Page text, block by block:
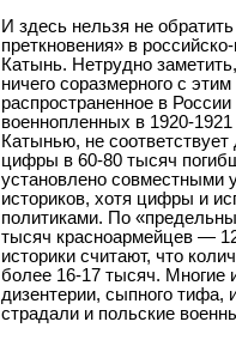
И здесь нельзя не
преткновения» в
Катынь. Нетрудно
ничего соразмерного с
распространенное в
военнопленных в 1920-
Катынью, не
цифры в 60-80 тысяч
установлено совместными
историков, хотя цифры и
политиками. По
тысяч красноармейцев —
историки считают, что
более 16-17 тысяч.
дизентерии, сыпного тифа,
страдали и польские